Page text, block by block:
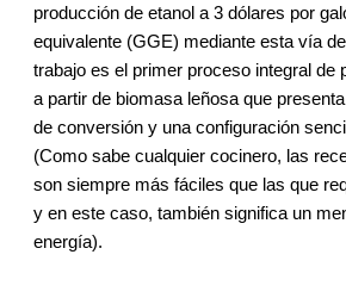
producción de etanol a 3 dólares por
equivalente (GGE) mediante esta vía
trabajo es el primer proceso integral de
a partir de biomasa leñosa que
de conversión y una configuración
(Como sabe cualquier cocinero, las
son siempre más fáciles que las que
y en este caso, también significa un
energía).